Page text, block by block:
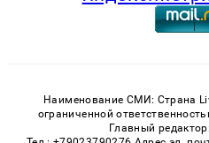
Наименование СМИ: Страна
ограниченной
Главный